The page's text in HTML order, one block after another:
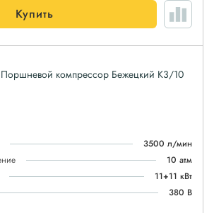
Купить
Поршневой компрессор Бежецкий К3/10
3500 л/мин
10 атм
11+11 кВт
380 В